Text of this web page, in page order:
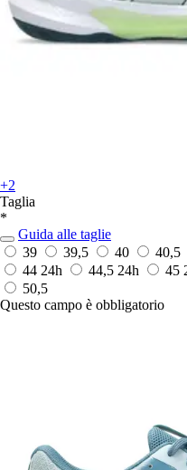
+2
Taglia
*
Guida alle taglie
39
39,5 40 40,5
44 24h 44,5 24h 45
50,5
Questo campo è obbligatorio